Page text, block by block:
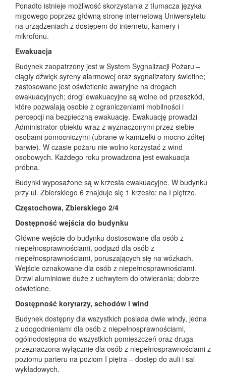
Ponadto istnieje możliwość skorzystania z tłumacza języka
migowego poprzez główną stronę internetową Uniwersytetu
na urządzeniach z dostępem do internetu, kamery i
mikrofonu.
Ewakuacja
Budynek zaopatrzony jest w System Sygnalizacji Pożaru –
ciągły dźwięk syreny alarmowej oraz sygnalizatory świetlne;
zastosowane jest oświetlenie awaryjne na drogach
ewakuacyjnych; drogi ewakuacyjne są wolne od przeszkód,
które pozwalają osobie z ograniczeniami mobilności i
percepcji na bezpieczną ewakuację. Ewakuację prowadzi
Administrator obiektu wraz z wyznaczonymi przez siebie
osobami pomocniczymi (ubrane w kamizelki o mocno żółtej
barwie). W czasie pożaru nie wolno korzystać z wind
osobowych. Każdego roku prowadzona jest ewakuacja
próbna.
Budynki wyposażone są w krzesła ewakuacyjne. W budynku
przy ul. Zbierskiego 6 znajduje się 1 krzesło: na I piętrze.
Częstochowa, Zbierskiego 2/4
Dostępność wejścia do budynku
Główne wejście do budynku dostosowane dla osób z
niepełnosprawnościami, podjazd dla osób z
niepełnosprawnościami, poruszających się na wózkach.
Wejście oznakowane dla osób z niepełnosprawnościami.
Drzwi aluminiowe duże z uchwytem do otwierania; dobrze
oświetlone.
Dostępność korytarzy, schodów i wind
Budynek dostępny dla wszystkich posiada dwie windy, jedna
z udogodnieniami dla osób z niepełnosprawnościami,
ogólnodostępna do wszystkich pomieszczeń oraz druga
przeznaczona wyłącznie dla osób z niepełnosprawnościami z
poziomu parteru na poziom I piętra – dostęp do auli i sal
wykładowych.